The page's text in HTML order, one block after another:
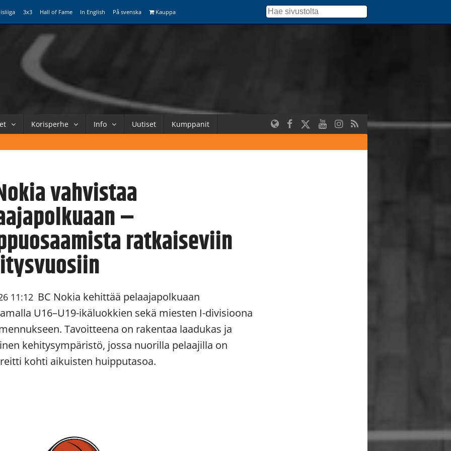
3x3 Hall of Fame In English På svenska Kauppa
Korisperhe Info Uutiset Kumppanit
vahvistaa
–
ratkaiseviin
11:12 BC Nokia kehittää pelaajapolkuaan
U16–U19-ikäluokkien sekä miesten I-divisioona
Tavoitteena on rakentaa laadukas ja
kehitysympäristö, jossa nuorilla pelaajilla on
kohti aikuisten huipputasoa.